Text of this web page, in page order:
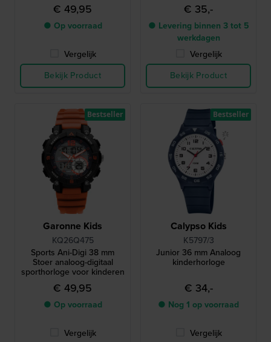
€ 49,95
● Op voorraad
Vergelijk
Bekijk Product
€ 35,-
● Levering binnen 3 tot 5
werkdagen
Vergelijk
Bekijk Product
Garonne Kids
KQ26Q475
Sports Ani-Digi 38 mm
Stoer analoog-digitaal
sporthorloge voor kinderen
€ 49,95
● Op voorraad
Vergelijk
Bestseller
Calypso Kids
K5797/3
Junior 36 mm Analoog
kinderhorloge
€ 34,-
● Nog 1 op voorraad
Vergelijk
Bestseller